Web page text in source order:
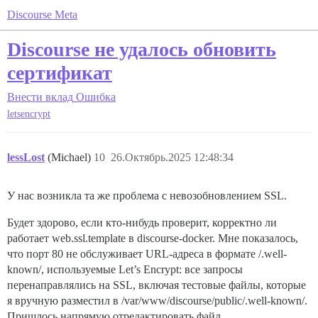
Discourse Meta
Discourse не удалось обновить
сертификат
Внести вклад Ошибка
letsencrypt
lessLost (Michael) 26.Октябрь.2025 12:48:34
10
У нас возникла та же проблема с невозобновлением SSL.
Будет здорово, если кто-нибудь проверит, корректно ли
работает web.ssl.template в discourse-docker. Мне показалось,
что порт 80 не обслуживает URL-адреса в формате /.well-
known/, используемые Let’s Encrypt: все запросы
перенаправлялись на SSL, включая тестовые файлы, которые
я вручную разместил в /var/www/discourse/public/.well-known/.